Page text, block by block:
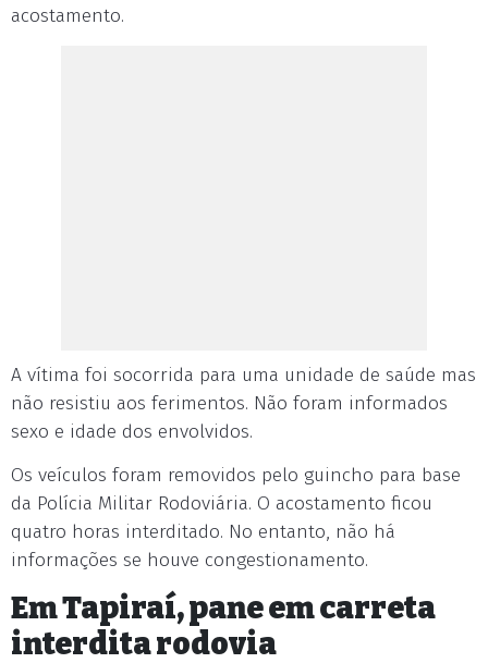
acostamento.
A vítima foi socorrida para uma unidade de saúde mas
não resistiu aos ferimentos. Não foram informados
sexo e idade dos envolvidos.
Os veículos foram removidos pelo guincho para base
da Polícia Militar Rodoviária. O acostamento ficou
quatro horas interditado. No entanto, não há
informações se houve congestionamento.
Em Tapiraí, pane em carreta
interdita rodovia